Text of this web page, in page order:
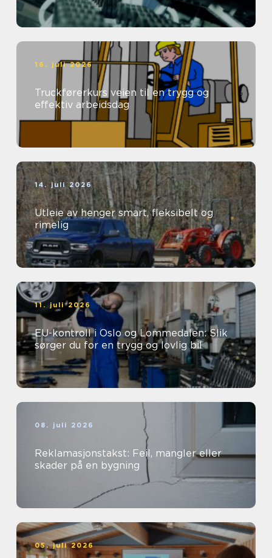
16. juli 2026
Truckførerkurs veien til en trygg og
effektiv arbeidsdag
14. juli 2026
Utleie av henger smart, fleksibelt og
rimelig
11. juli 2026
EU-kontroll i Oslo og Lommedalen: Slik
sørger du for en trygg og lovlig bil
08. juli 2026
Reklamasjonstakst: Feil, mangler eller
skader på en bygning
05. juli 2026